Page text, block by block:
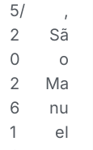
5/
2
0
2
6
1
,
Sã
o
Ma
nu
el